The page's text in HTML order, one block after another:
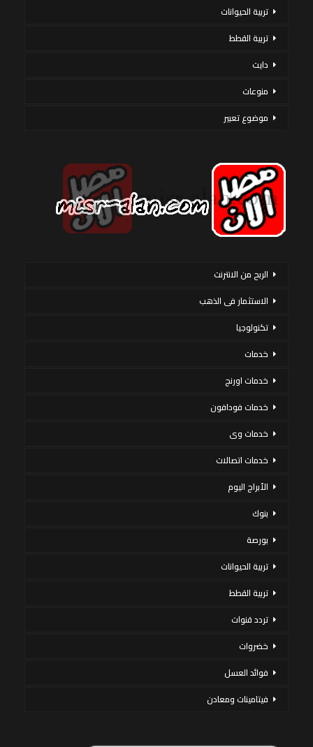
تربية الحيوانات
تربية القطط
دايت
منوعات
موضوع تعبير
الربح من الانترنت
الاستثمار فى الذهب
تكنولوجيا
خدمات
خدمات اورنج
خدمات فودافون
خدمات وى
خدمات اتصالات
الأبراج اليوم
بنوك
بورصة
تربية الحيوانات
تربية القطط
تردد قنوات
خضروات
فوائد العسل
فيتامينات ومعادن